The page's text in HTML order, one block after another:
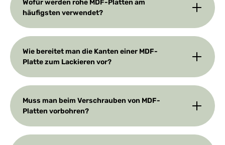
Wofür werden rohe MDF-Platten am
häufigsten verwendet?
Wie bereitet man die Kanten einer MDF-
Platte zum Lackieren vor?
Muss man beim Verschrauben von MDF-
Platten vorbohren?